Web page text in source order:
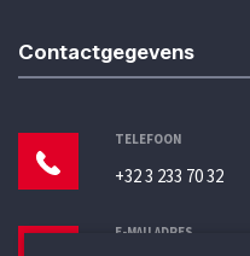
Contactgegevens
TELEFOON
+32 3 233 70 32
E-MAILADRES